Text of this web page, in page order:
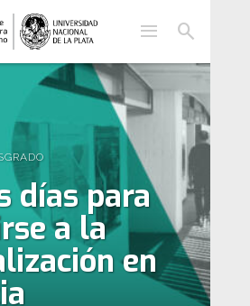
menu search
días para
a la
en